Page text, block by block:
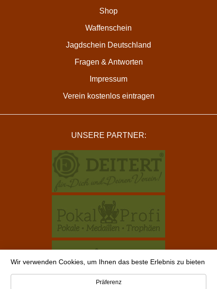
Shop
Waffenschein
Jagdschein Deutschland
Fragen & Antworten
Impressum
Verein kostenlos eintragen
UNSERE PARTNER:
Wir verwenden Cookies, um Ihnen das beste Erlebnis zu bieten
Präferenz